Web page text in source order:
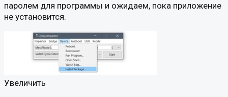
паролем для программы и ожидаем, пока приложение
не установится.
Увеличить